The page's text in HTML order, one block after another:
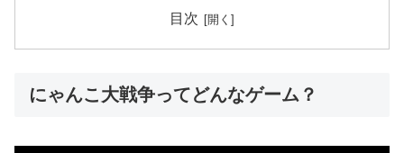
目次
にゃんこ大戦争ってどんなゲーム？